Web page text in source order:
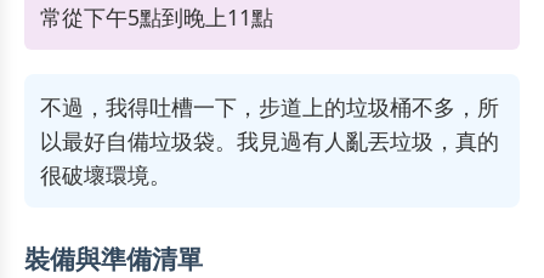
常從下午5點到晚上11點
不過，我得吐槽一下，步道上的垃圾桶不多，所
以最好自備垃圾袋。我見過有人亂丟垃圾，真的
很破壞環境。
裝備與準備清單